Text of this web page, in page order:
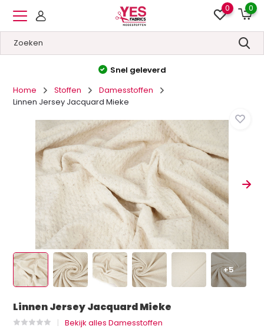
0 0
Snel geleverd
Home
Stoffen
Damesstoffen
Linnen Jersey Jacquard Mieke
+5
Linnen Jersey Jacquard Mieke
Bekijk alles Damesstoffen